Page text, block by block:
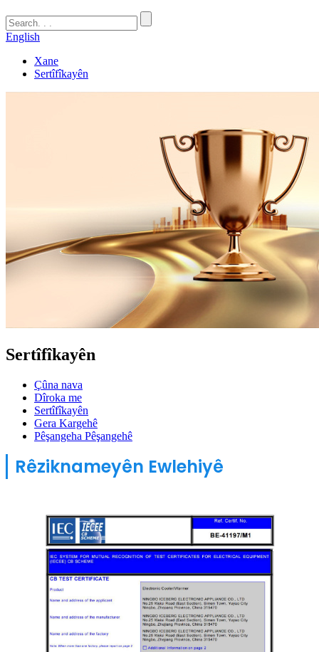
English
Xane
Sertîfîkayên
Sertîfîkayên
Çûna nava
Dîroka me
Sertîfîkayên
Gera Kargehê
Pêşangeha Pêşangehê
Rêziknameyên Ewlehiyê